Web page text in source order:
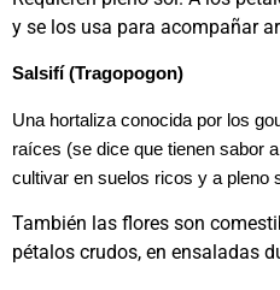
y se los usa para acompañar
Salsifí (Tragopogon)
Una hortaliza conocida por los
raíces (se dice que tienen sabor
cultivar en suelos ricos y a pleno
También las flores son
pétalos crudos, en ensaladas